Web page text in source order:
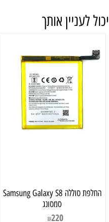
יכול לעניין אותך
‏החלפת סוללה Samsung Galaxy S8
סמסונג
₪220